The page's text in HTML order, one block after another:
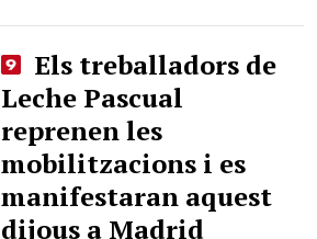
Els treballadors de
Leche Pascual
reprenen les
mobilitzacions i es
manifestaran aquest
dijous a Madrid